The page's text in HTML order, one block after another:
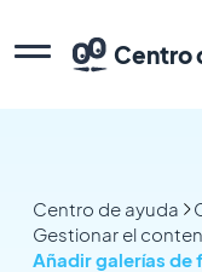
Centro
Centro de ayuda
Gestionar el
Añadir galerías de